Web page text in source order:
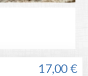
17,00 €